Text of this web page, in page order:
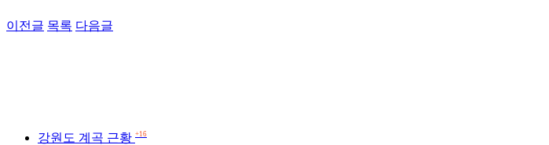
이전글 목록 다음글
강원도 계곡 근황 +16